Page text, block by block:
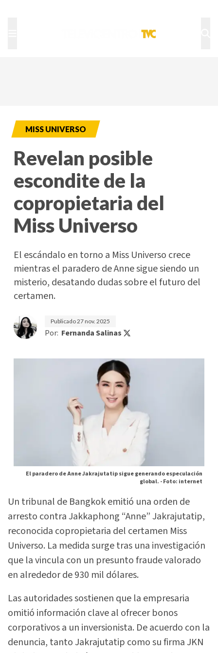
MISS UNIVERSO
Revelan posible
escondite de la
copropietaria del
Miss Universo
El escándalo en torno a Miss Universo crece
mientras el paradero de Anne sigue siendo un
misterio, desatando dudas sobre el futuro del
certamen.
Publicado27 nov. 2025
Por: Fernanda Salinas
El paradero de Anne Jakrajutatip sigue generando especulación
global. -Foto: internet
Un tribunal de Bangkok emitió una orden de
arresto contra Jakkaphong “Anne” Jakrajutatip,
reconocida copropietaria del certamen Miss
Universo. La medida surge tras una investigación
que la vincula con un presunto fraude valorado
en alrededor de 930 mil dólares.
Las autoridades sostienen que la empresaria
omitió información clave al ofrecer bonos
corporativos a un inversionista. De acuerdo con la
denuncia, tanto Jakrajutatip como su firma JKN